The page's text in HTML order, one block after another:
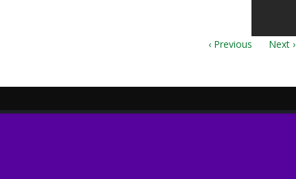
‹ Previous Next ›